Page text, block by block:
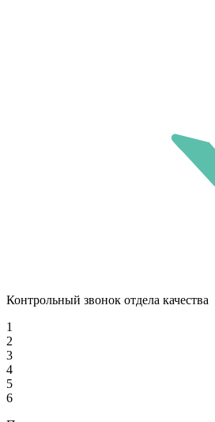
Контрольный звонок отдела качества
1
2
3
4
5
6